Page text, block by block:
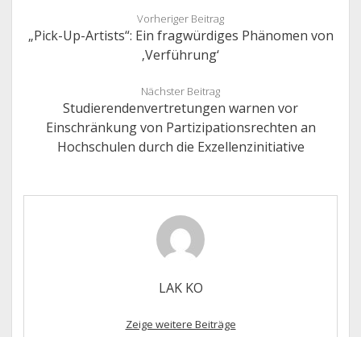
Vorheriger Beitrag
„Pick-Up-Artists“: Ein fragwürdiges Phänomen von
‚Verführung‘
Nächster Beitrag
Studierendenvertretungen warnen vor
Einschränkung von Partizipationsrechten an
Hochschulen durch die Exzellenzinitiative
LAK KO
Zeige weitere Beiträge